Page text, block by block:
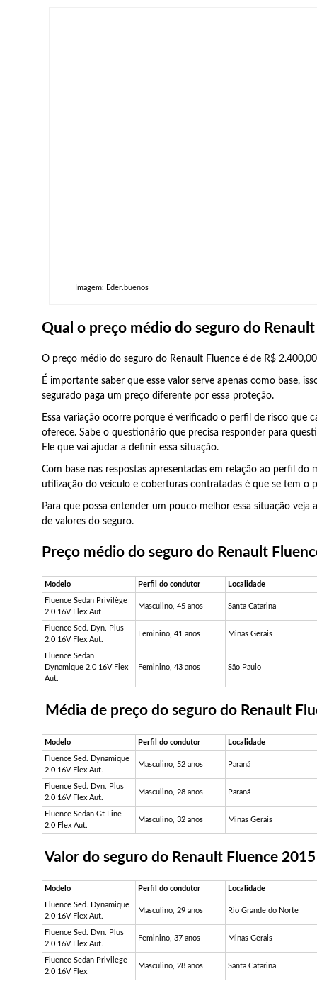
Imagem: Eder.buenos
Qual o preço médio do seguro do
O preço médio do seguro do Renault Fluence é de R$
É importante saber que esse valor serve apenas como base,
segurado paga um preço diferente por essa proteção.
Essa variação ocorre porque é verificado o perfil de risco que
oferece. Sabe o questionário que precisa responder para
Ele que vai ajudar a definir essa situação.
Com base nas respostas apresentadas em relação ao perfil do
utilização do veículo e coberturas contratadas é que se tem o
Para que possa entender um pouco melhor essa situação veja
de valores do seguro.
Preço médio do seguro do Renault
Modelo Perfil do condutor Localidade
Fluence Sedan Privilège
2.0 16V Flex Aut
Masculino, 45 anos Santa Catarina
Fluence Sed. Dyn. Plus
2.0 16V Flex Aut.
Feminino, 41 anos Minas Gerais
Fluence Sedan
Dynamique 2.0 16V Flex
Aut.
Feminino, 43 anos São Paulo
Média de preço do seguro do Renault
Modelo Perfil do condutor Localidade
Fluence Sed. Dynamique
2.0 16V Flex Aut.
Masculino, 52 anos Paraná
Fluence Sed. Dyn. Plus
2.0 16V Flex Aut.
Masculino, 28 anos Paraná
Fluence Sedan Gt Line
2.0 Flex Aut.
Masculino, 32 anos Minas Gerais
Valor do seguro do Renault Fluence 2015
Modelo Perfil do condutor Localidade
Fluence Sed. Dynamique
2.0 16V Flex Aut.
Masculino, 29 anos Rio Grande do Norte
Fluence Sed. Dyn. Plus
2.0 16V Flex Aut.
Feminino, 37 anos Minas Gerais
Fluence Sedan Privilege
2.0 16V Flex
Masculino, 28 anos Santa Catarina